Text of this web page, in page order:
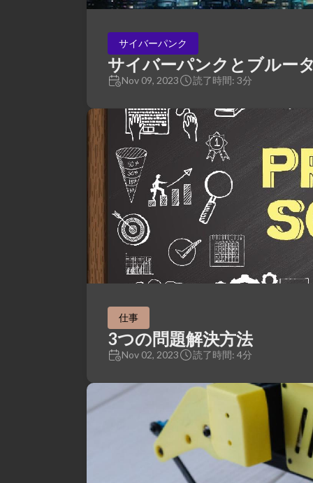
サイバーパンク
サイバーパンクとブルー
Nov 09, 2023 読了時間: 3分
仕事
3つの問題解決方法
Nov 02, 2023 読了時間: 4分